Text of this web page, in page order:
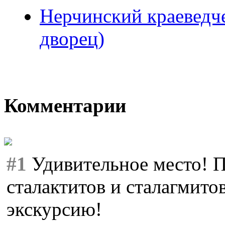
Нерчинский
дворец)
Комментарии
#1 Удивительное место!
сталактитов и
экскурсию!